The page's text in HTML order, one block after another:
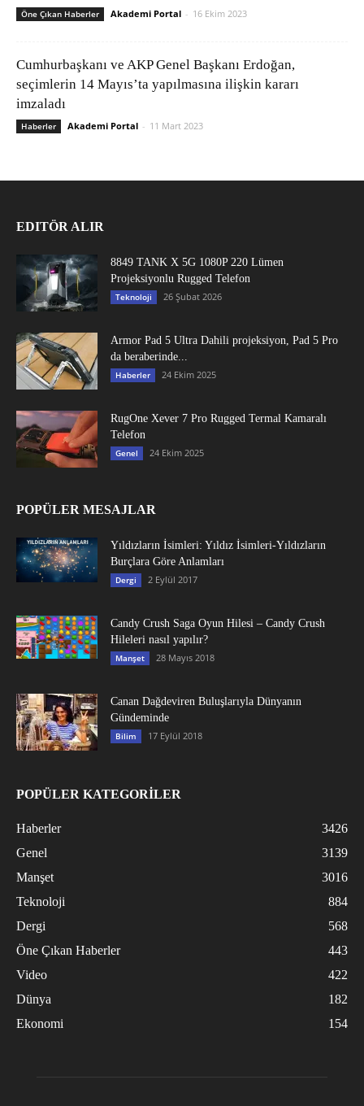
Öne Çıkan Haberler Akademi Portal - 16 Ekim 2023
Cumhurbaşkanı ve AKP Genel Başkanı Erdoğan,
seçimlerin 14 Mayıs’ta yapılmasına ilişkin kararı
imzaladı
Haberler Akademi Portal - 11 Mart 2023
EDITÖR ALIR
8849 TANK X 5G 1080P 220 Lümen
Projeksiyonlu Rugged Telefon
Teknoloji 26 Şubat 2026
Armor Pad 5 Ultra Dahili projeksiyon, Pad 5 Pro
da beraberinde...
Haberler 24 Ekim 2025
RugOne Xever 7 Pro Rugged Termal Kamaralı
Telefon
Genel 24 Ekim 2025
POPÜLER MESAJLAR
Yıldızların İsimleri: Yıldız İsimleri-Yıldızların
Burçlara Göre Anlamları
Dergi 2 Eylül 2017
Candy Crush Saga Oyun Hilesi – Candy Crush
Hileleri nasıl yapılır?
Manşet 28 Mayıs 2018
Canan Dağdeviren Buluşlarıyla Dünyanın
Gündeminde
Bilim 17 Eylül 2018
POPÜLER KATEGORİLER
Haberler
3426
Genel
3139
Manşet
3016
Teknoloji
884
Dergi
568
Öne Çıkan Haberler
443
Video
422
Dünya
182
Ekonomi
154